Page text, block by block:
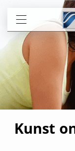
Kunst